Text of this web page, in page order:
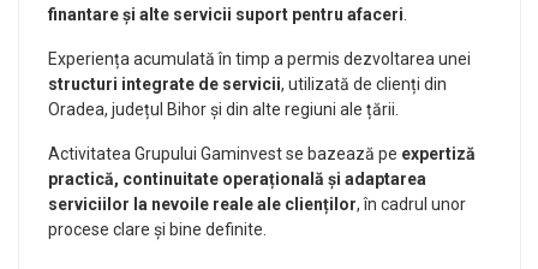
finantare și alte servicii suport pentru afaceri
Experiența acumulată în timp a permis dezvoltarea unei
structuri integrate de servicii, utilizată de clienți din
Oradea, județul Bihor și din alte regiuni ale țării.
Activitatea Grupului Gaminvest se bazează pe expertiză
practică, continuitate operațională și adaptarea
serviciilor la nevoile reale ale clienților, în cadrul unor
procese clare și bine definite.